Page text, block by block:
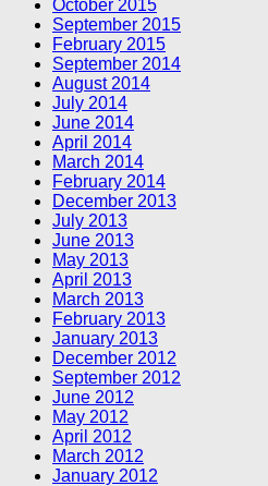
October 2015
September 2015
February 2015
September 2014
August 2014
July 2014
June 2014
April 2014
March 2014
February 2014
December 2013
July 2013
June 2013
May 2013
April 2013
March 2013
February 2013
January 2013
December 2012
September 2012
June 2012
May 2012
April 2012
March 2012
January 2012